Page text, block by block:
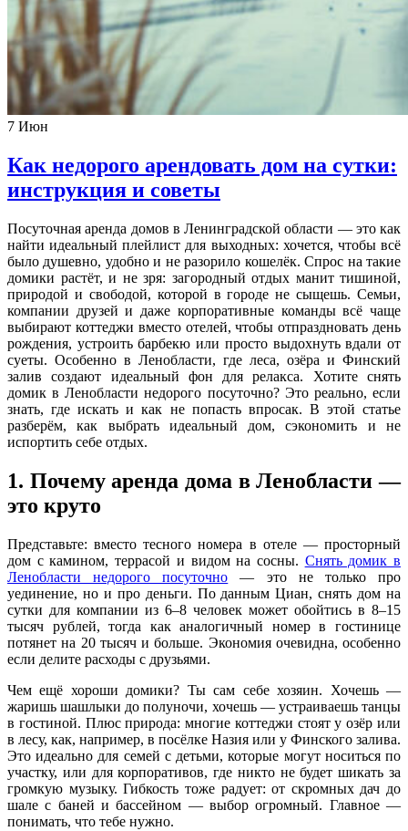
7 Июн
Как недорого арендовать дом на сутки:
инструкция и советы
Посуточная аренда домов в Ленинградской области — это как
найти идеальный плейлист для выходных: хочется, чтобы всё
было душевно, удобно и не разорило кошелёк. Спрос на такие
домики растёт, и не зря: загородный отдых манит тишиной,
природой и свободой, которой в городе не сыщешь. Семьи,
компании друзей и даже корпоративные команды всё чаще
выбирают коттеджи вместо отелей, чтобы отпраздновать день
рождения, устроить барбекю или просто выдохнуть вдали от
суеты. Особенно в Ленобласти, где леса, озёра и Финский
залив создают идеальный фон для релакса. Хотите снять
домик в Ленобласти недорого посуточно? Это реально, если
знать, где искать и как не попасть впросак. В этой статье
разберём, как выбрать идеальный дом, сэкономить и не
испортить себе отдых.
1. Почему аренда дома в Ленобласти —
это круто
Представьте: вместо тесного номера в отеле — просторный
дом с камином, террасой и видом на сосны. Снять домик в
Ленобласти недорого посуточно — это не только про
уединение, но и про деньги. По данным Циан, снять дом на
сутки для компании из 6–8 человек может обойтись в 8–15
тысяч рублей, тогда как аналогичный номер в гостинице
потянет на 20 тысяч и больше. Экономия очевидна, особенно
если делите расходы с друзьями.
Чем ещё хороши домики? Ты сам себе хозяин. Хочешь —
жаришь шашлыки до полуночи, хочешь — устраиваешь танцы
в гостиной. Плюс природа: многие коттеджи стоят у озёр или
в лесу, как, например, в посёлке Назия или у Финского залива.
Это идеально для семей с детьми, которые могут носиться по
участку, или для корпоративов, где никто не будет шикать за
громкую музыку. Гибкость тоже радует: от скромных дач до
шале с баней и бассейном — выбор огромный. Главное —
понимать, что тебе нужно.